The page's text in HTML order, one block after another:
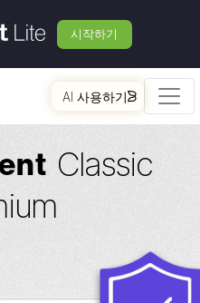
시작하기
AI 사용하기
Classic